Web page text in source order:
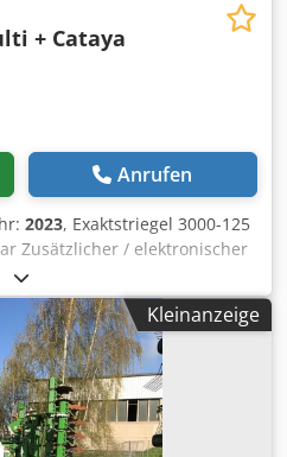
+ Cataya
Anrufen
2023, Exaktstriegel 3000-125
Zusätzlicher / elektronischer
2 für Cataya Radarsensor /
Elektr.
und Hydraulik Fahrgas
Kleinanzeige